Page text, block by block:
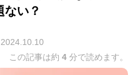
ない？
2024.10.10
この記事は約 4 分で読めます。